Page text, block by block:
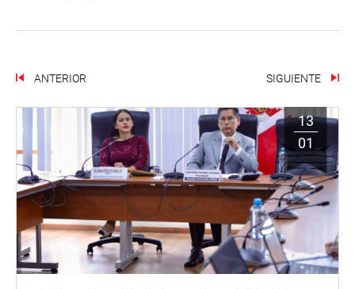
ANTERIOR SIGUIENTE
13
01